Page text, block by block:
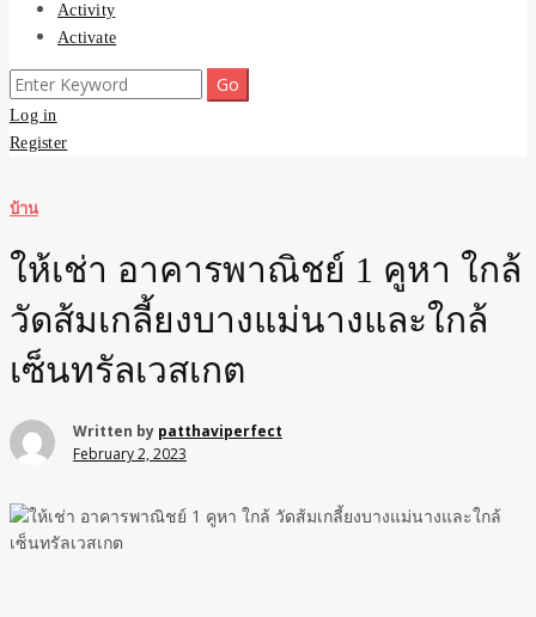
Activity
Activate
Search
for:
Log in
Register
บ้าน
ให้เช่า อาคารพาณิชย์ 1 คูหา ใกล้
วัดส้มเกลี้ยงบางแม่นางและใกล้
เซ็นทรัลเวสเกต
Written by patthaviperfect
February 2, 2023